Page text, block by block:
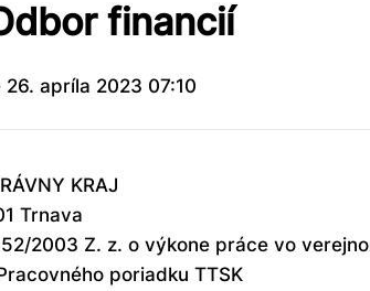
financií
apríla 2023 07:10
KRAJ
Trnava
2003 Z. z. o výkone práce vo
poriadku TTSK